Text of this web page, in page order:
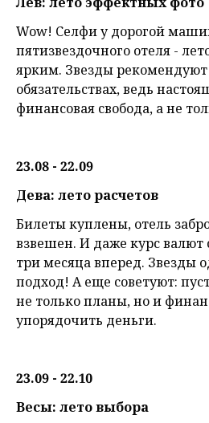
Wow! Селфи у дорогой
пятизвездочного отеля -
ярким. Звезды рекомендуют
обязательствах, ведь
финансовая свобода, а не
23.08 - 22.09
Дева: лето расчетов
Билеты куплены, отель
взвешен. И даже курс валют
три месяца вперед. Звезды
подход! А еще советуют:
не только планы, но и
упорядочить деньги.
23.09 - 22.10
Весы: лето выбора